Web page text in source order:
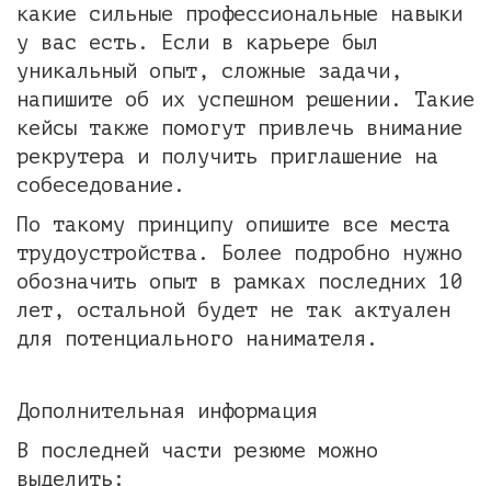
какие сильные профессиональные навыки
у вас есть. Если в карьере был
уникальный опыт, сложные задачи,
напишите об их успешном решении. Такие
кейсы также помогут привлечь внимание
рекрутера и получить приглашение на
собеседование.
По такому принципу опишите все места
трудоустройства. Более подробно нужно
обозначить опыт в рамках последних 10
лет, остальной будет не так актуален
для потенциального нанимателя.
Дополнительная информация
В последней части резюме можно
выделить: